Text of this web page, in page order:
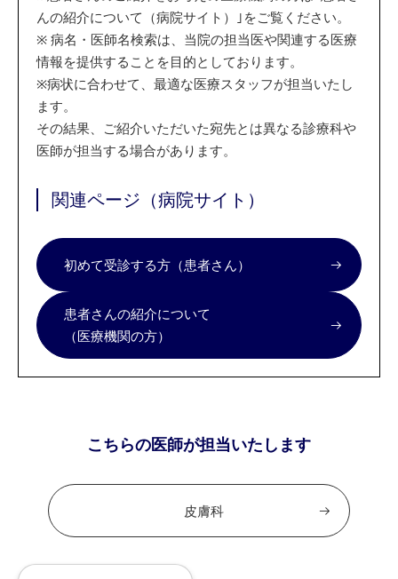
んの紹介について（病院サイト）｣をご覧ください。
※ 病名・医師名検索は、当院の担当医や関連する医療
情報を提供することを目的としております。
※病状に合わせて、最適な医療スタッフが担当いたし
ます。
その結果、ご紹介いただいた宛先とは異なる診療科や
医師が担当する場合があります。
関連ページ（病院サイト）
初めて受診する方（患者さん）
患者さんの紹介について
（医療機関の方）
こちらの医師が担当いたします
皮膚科